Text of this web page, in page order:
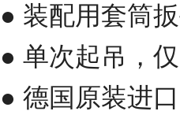
● 装配用套筒
● 单次起吊，
● 德国原装进口